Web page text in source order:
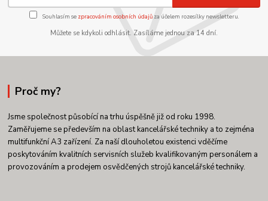
Souhlasím se zpracováním osobních údajůza účelem rozesílky newsletteru.
Můžete se kdykoli odhlásit. Zasíláme jednou za 14 dní.
Proč my?
Jsme společnost působící na trhu úspěšně již od roku 1998.
Zaměřujeme se především na oblast kancelářské techniky a to zejména
multifunkční A3 zařízení. Za naší dlouholetou existenci vděčíme
poskytováním kvalitních servisních služeb kvalifikovaným personálem a
provozováním a prodejem osvědčených strojů kancelářské techniky.